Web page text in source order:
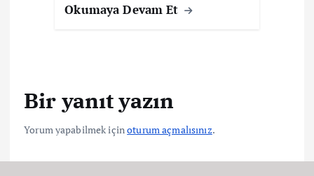
Okumaya Devam Et
Bir yanıt yazın
Yorum yapabilmek içinoturum açmalısınız.